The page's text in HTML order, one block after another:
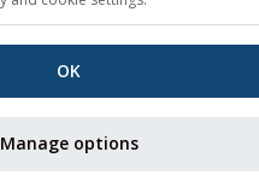
OK
Manage options